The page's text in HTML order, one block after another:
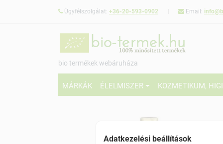
Ügyfélszolgálat: +36-20-593-0902 Email:
bio termékek webáruháza
MÁRKÁK ÉLELMISZER KOZMETIKUM,
Adatkezelési beállítások